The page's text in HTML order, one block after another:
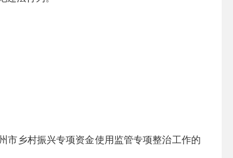
市乡村振兴专项资金使用监管专项整治工作的